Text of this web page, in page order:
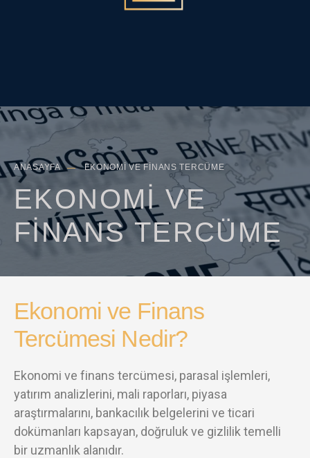
ANASAYFA EKONOMI VE FINANS TERCÜME
EKONOMI VE
FINANS TERCÜME
Ekonomi ve Finans
Tercümesi Nedir?
Ekonomi ve finans tercümesi, parasal işlemleri,
yatırım analizlerini, mali raporları, piyasa
araştırmalarını, bankacılık belgelerini ve ticari
dokümanları kapsayan, doğruluk ve gizlilik temelli
bir uzmanlık alanıdır.